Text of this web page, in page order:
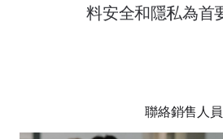
料安全和隱私為首
聯絡銷售人員